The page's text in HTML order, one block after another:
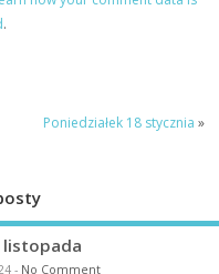
.
Poniedziałek 18 stycznia »
listopada
- No Comment